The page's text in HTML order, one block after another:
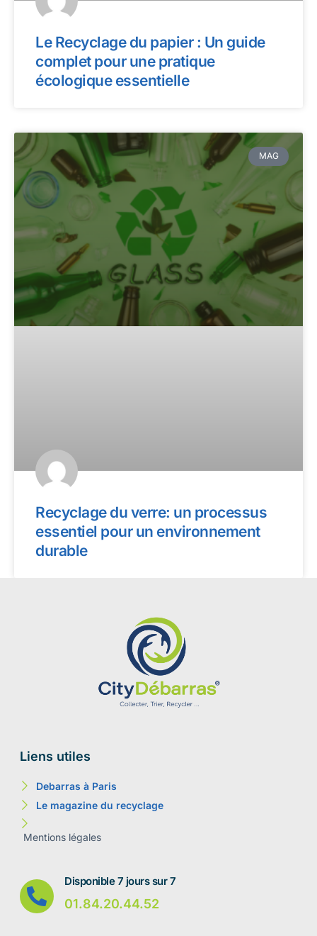
Le Recyclage du papier : Un guide
complet pour une pratique
écologique essentielle
MAG
Recyclage du verre: un processus
essentiel pour un environnement
durable
Liens utiles
Debarras à Paris
Le magazine du recyclage
Mentions légales
Disponible 7 jours sur 7
01.84.20.44.52